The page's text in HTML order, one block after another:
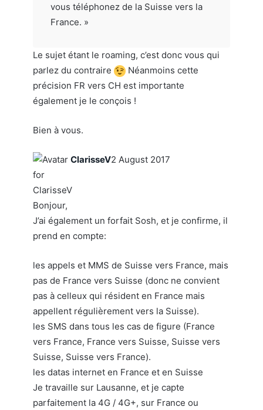
vous téléphonez de la Suisse vers la
France. »
Le sujet étant le roaming, c’est donc vous qui
parlez du contraire
Néanmoins cette
précision FR vers CH est importante
également je le conçois !
Bien à vous.
ClarisseV2 August 2017
Bonjour,
J’ai également un forfait Sosh, et je confirme, il
prend en compte:
les appels et MMS de Suisse vers France, mais
pas de France vers Suisse (donc ne convient
pas à celleux qui résident en France mais
appellent régulièrement vers la Suisse).
les SMS dans tous les cas de figure (France
vers France, France vers Suisse, Suisse vers
Suisse, Suisse vers France).
les datas internet en France et en Suisse
Je travaille sur Lausanne, et je capte
parfaitement la 4G / 4G+, sur France ou